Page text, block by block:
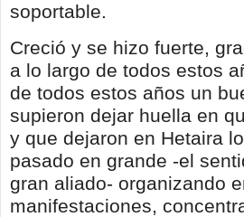
soportable.
Creció y se hizo fuerte,
a lo largo de todos estos
de todos estos años un
supieron dejar huella en
y que dejaron en Hetaira
pasado en grande -el
gran aliado- organizando
manifestaciones,